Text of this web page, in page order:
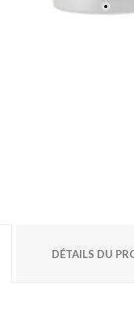
DÉTAILS DU